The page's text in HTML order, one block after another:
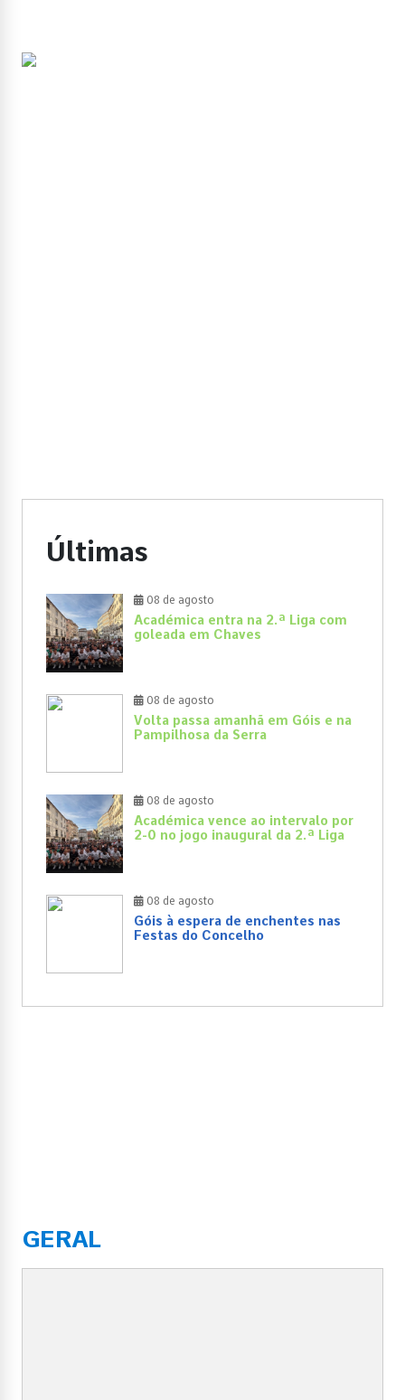
Últimas
08 de agosto
Académica entra na 2.ª Liga com
goleada em Chaves
08 de agosto
Volta passa amanhã em Góis e na
Pampilhosa da Serra
08 de agosto
Académica vence ao intervalo por
2-0 no jogo inaugural da 2.ª Liga
08 de agosto
Góis à espera de enchentes nas
Festas do Concelho
GERAL